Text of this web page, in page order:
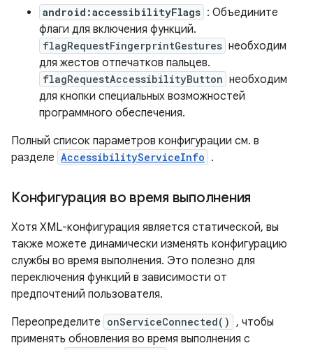
android:accessibilityFlags : Объедините
флаги для включения функций.
flagRequestFingerprintGestures необходим
для жестов отпечатков пальцев.
flagRequestAccessibilityButton необходим
для кнопки специальных возможностей
программного обеспечения.
Полный список параметров конфигурации см. в
разделе AccessibilityServiceInfo .
Конфигурация во время выполнения
Хотя XML-конфигурация является статической, вы
также можете динамически изменять конфигурацию
службы во время выполнения. Это полезно для
переключения функций в зависимости от
предпочтений пользователя.
Переопределите onServiceConnected() , чтобы
применять обновления во время выполнения с